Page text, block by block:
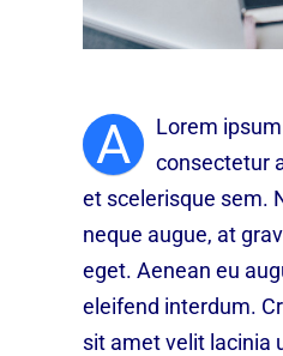
A
Lorem
consectetur
et scelerisque sem.
neque augue, at
eget. Aenean eu
eleifend interdum.
sit amet velit lacinia